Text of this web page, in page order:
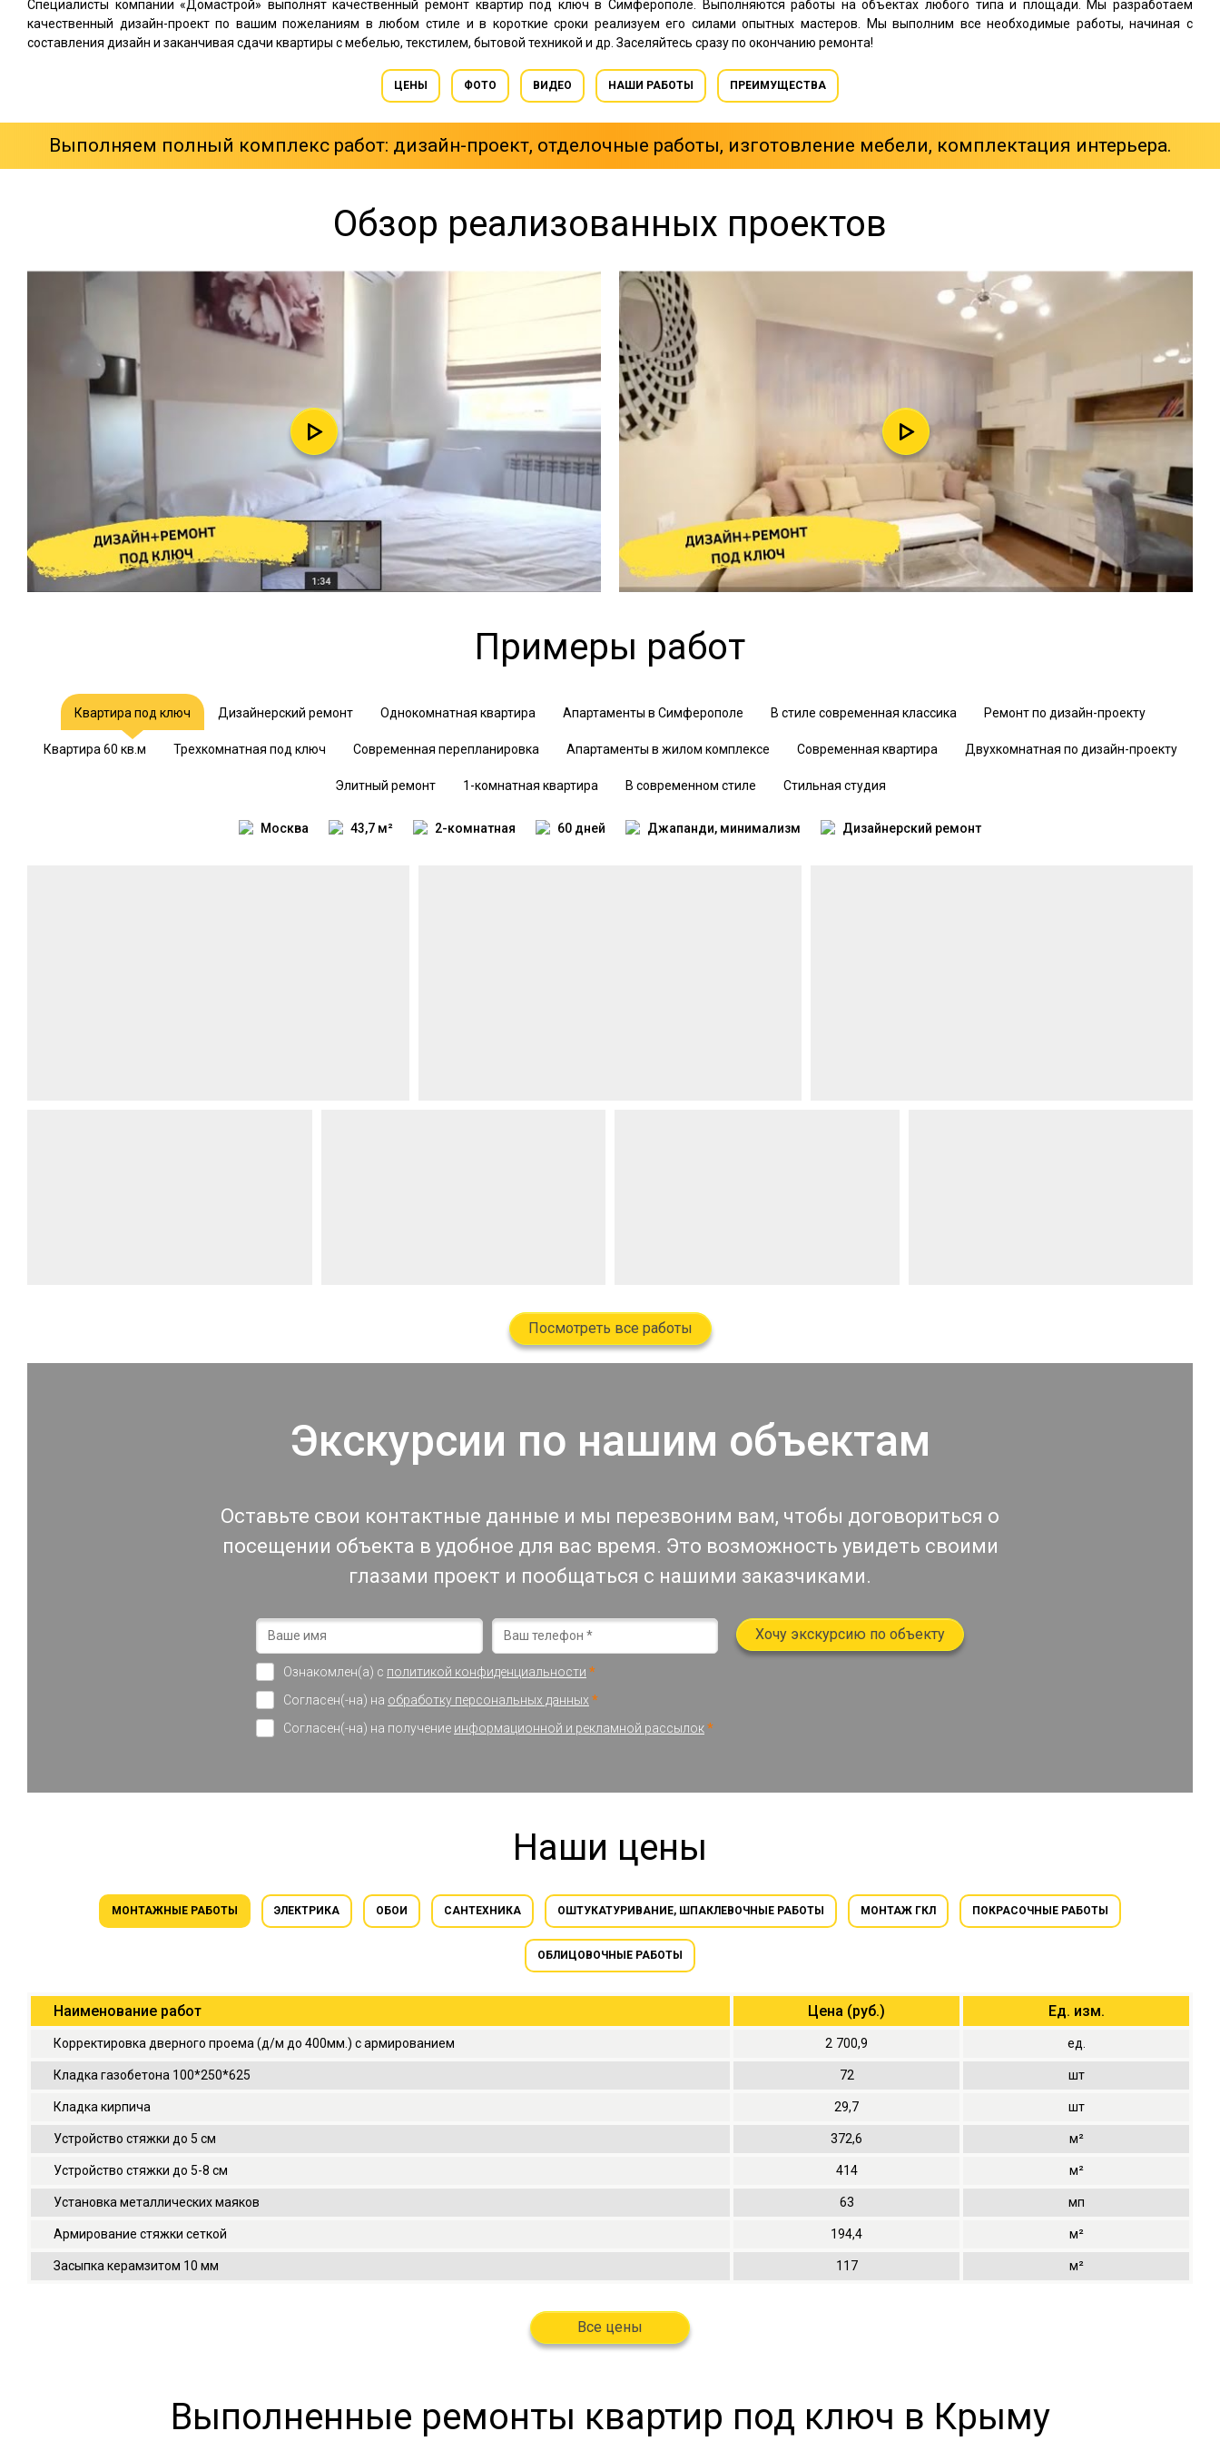
Специалисты компании «Домастрой» выполнят качественный ремонт квартир под ключ в Симферополе. Выполняются работы на объектах любого типа и площади. Мы разработаем
качественный дизайн-проект по вашим пожеланиям в любом стиле и в короткие сроки реализуем его силами опытных мастеров. Мы выполним все необходимые работы, начиная с
составления дизайн и заканчивая сдачи квартиры с мебелью, текстилем, бытовой техникой и др. Заселяйтесь сразу по окончанию ремонта!
ЦЕНЫ ФОТО ВИДЕО НАШИ РАБОТЫ ПРЕИМУЩЕСТВА
Выполняем полный комплекс работ: дизайн-проект, отделочные работы, изготовление мебели, комплектация интерьера.
Обзор реализованных проектов
Примеры работ
Квартира под ключ Дизайнерский ремонт Однокомнатная квартира Апартаменты в Симферополе В стиле современная классика Ремонт по дизайн-проекту
Квартира 60 кв.м Трехкомнатная под ключ Современная перепланировка Апартаменты в жилом комплексе Современная квартира Двухкомнатная по дизайн-проекту
Элитный ремонт 1-комнатная квартира В современном стиле Стильная студия
Москва 43,7 м² 2-комнатная 60 дней Джапанди, минимализм Дизайнерский ремонт
Посмотреть все работы
Экскурсии по нашим объектам
Оставьте свои контактные данные и мы перезвоним вам, чтобы договориться о
посещении объекта в удобное для вас время. Это возможность увидеть своими
глазами проект и пообщаться с нашими заказчиками.
Ознакомлен(а) с политикой конфиденциальности *
Согласен(-на) на обработку персональных данных *
Согласен(-на) на получение информационной и рекламной рассылок*
Хочу экскурсию по объекту
Наши цены
МОНТАЖНЫЕ РАБОТЫ ЭЛЕКТРИКА ОБОИ САНТЕХНИКА ОШТУКАТУРИВАНИЕ, ШПАКЛЕВОЧНЫЕ РАБОТЫ МОНТАЖ ГКЛ ПОКРАСОЧНЫЕ РАБОТЫ
ОБЛИЦОВОЧНЫЕ РАБОТЫ
Наименование работ Цена (руб.) Ед. изм.
Корректировка дверного проема (д/м до 400мм.) с армированием 2 700,9 ед.
Кладка газобетона 100*250*625 72 шт
Кладка кирпича 29,7 шт
Устройство стяжки до 5 см 372,6 м²
Устройство стяжки до 5-8 см 414 м²
Установка металлических маяков 63 мп
Армирование стяжки сеткой 194,4 м²
Засыпка керамзитом 10 мм 117 м²
Все цены
Выполненные ремонты квартир под ключ в Крыму